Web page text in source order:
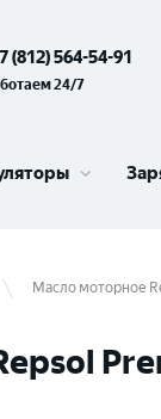
(812) 564-54-91
24/7
Масло моторное